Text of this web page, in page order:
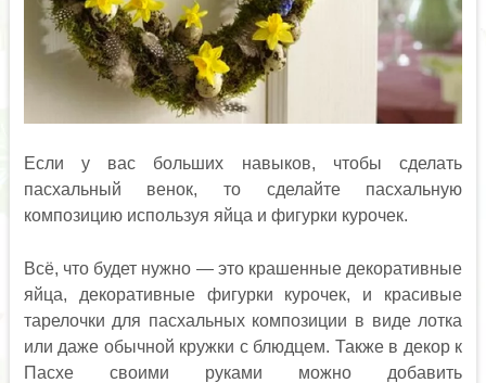
Если у вас больших навыков, чтобы сделать
пасхальный венок, то сделайте пасхальную
композицию используя яйца и фигурки курочек.
Всё, что будет нужно — это крашенные декоративные
яйца, декоративные фигурки курочек, и красивые
тарелочки для пасхальных композиции в виде лотка
или даже обычной кружки с блюдцем. Также в декор к
Пасхе своими руками можно добавить